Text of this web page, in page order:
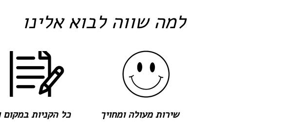
למה שווה לבוא אלינו
כל הקניות במקום 1 שירות מעולה ומחויך